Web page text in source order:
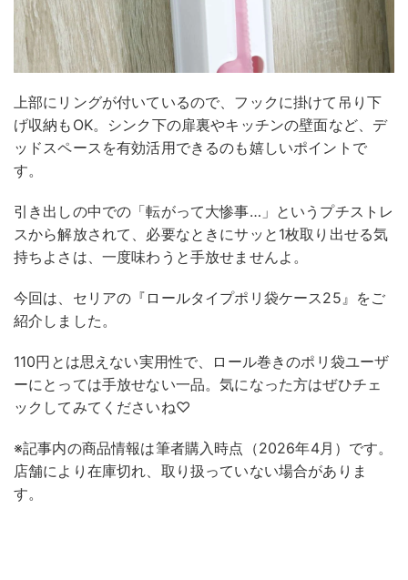
上部にリングが付いているので、フックに掛けて吊り下
げ収納もOK。シンク下の扉裏やキッチンの壁面など、デ
ッドスペースを有効活用できるのも嬉しいポイントで
す。
引き出しの中での「転がって大惨事…」というプチストレ
スから解放されて、必要なときにサッと1枚取り出せる気
持ちよさは、一度味わうと手放せませんよ。
今回は、セリアの『ロールタイプポリ袋ケース25』をご
紹介しました。
110円とは思えない実用性で、ロール巻きのポリ袋ユーザ
ーにとっては手放せない一品。気になった方はぜひチェ
ックしてみてくださいね♡
※記事内の商品情報は筆者購入時点（2026年4月）です。
店舗により在庫切れ、取り扱っていない場合がありま
す。